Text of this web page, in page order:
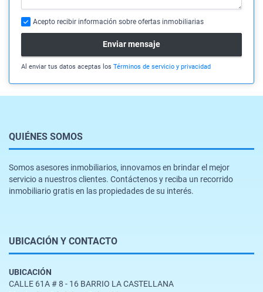
Acepto recibir información sobre ofertas inmobiliarias
Enviar mensaje
Al enviar tus datos aceptas los Términos de servicio y privacidad
QUIÉNES SOMOS
Somos asesores inmobiliarios, innovamos en brindar el mejor
servicio a nuestros clientes. Contáctenos y reciba un recorrido
inmobiliario gratis en las propiedades de su interés.
UBICACIÓN Y CONTACTO
UBICACIÓN
CALLE 61A # 8 - 16 BARRIO LA CASTELLANA